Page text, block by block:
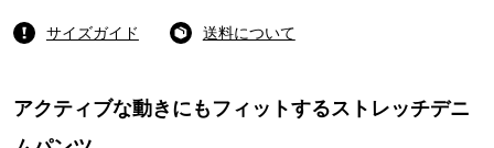
サイズガイド 送料について
アクティブな動きにもフィットするストレッチデニ